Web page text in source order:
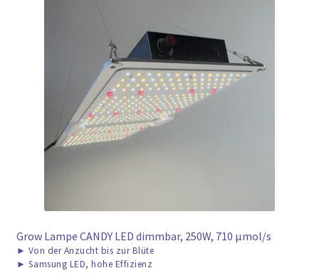
Grow Lampe CANDY LED dimmbar, 250W, 710 μmol/s
► Von der Anzucht bis zur Blüte
► Samsung LED, hohe Effizienz